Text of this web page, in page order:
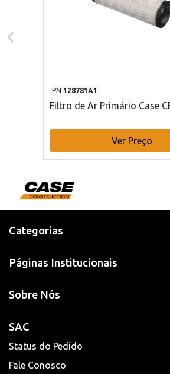
PN 128781A1
Filtro de Ar Primário Case
Ver Preço
Categorias
Páginas Institucionais
Sobre Nós
SAC
Status do Pedido
Fale Conosco